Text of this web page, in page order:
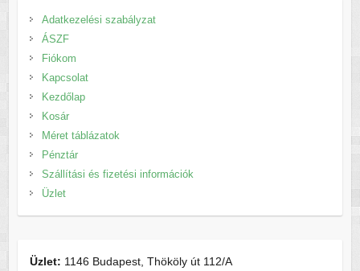
Adatkezelési szabályzat
ÁSZF
Fiókom
Kapcsolat
Kezdőlap
Kosár
Méret táblázatok
Pénztár
Szállítási és fizetési információk
Üzlet
Üzlet: 1146 Budapest, Thököly út 112/A